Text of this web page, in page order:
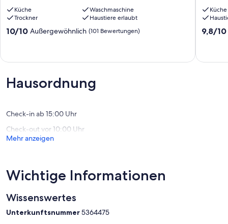
gegen eine Gebühr in Anspruch genommen werden.
Sonnenhang
Freudenstadt
Küche
Waschmaschine
Trockner
Haustiere erlaubt
10.0
Bewertungen)
10/10 Außergewöhnlich (101 Bewertungen)
"Am
Bach"Küche
9.8
9,8/10
Hausordnung
Check-in ab 15:00 Uhr
Check-out vor 10:00 Uhr
Mehr anzeigen
Wichtige Informationen
Wissenswertes
Unterkunftsnummer5364475